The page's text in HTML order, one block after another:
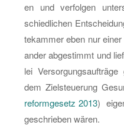
en und ver­fol­gen
schied­li­chen
te­kam­mer eben nur
an­der ab­ge­stimmt und
lei
dem Ziel­steue­rung
re­form­ge­setz 2013)
ge­schrie­ben wären.